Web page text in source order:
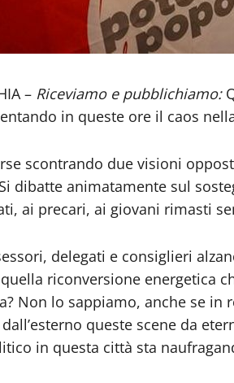
– Riceviamo e pubblichiamo:
in queste ore il caos
scontrando due visioni
dibatte animatamente sul
ai precari, ai giovani rimasti
delegati e consiglieri
riconversione energetica
Non lo sappiamo, anche se
queste scene da
in questa città sta